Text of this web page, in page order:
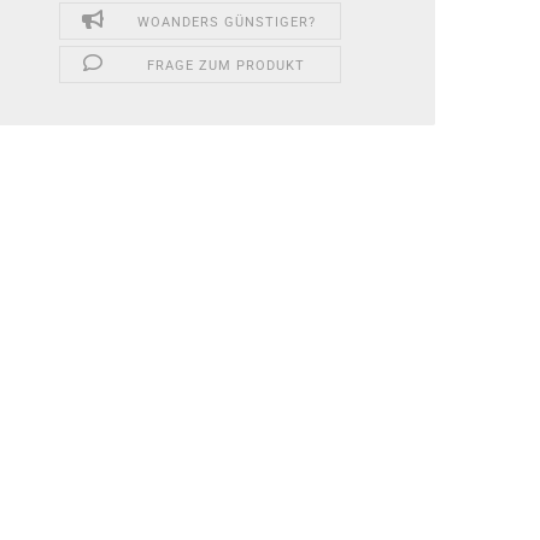
WOANDERS GÜNSTIGER?
FRAGE ZUM PRODUKT